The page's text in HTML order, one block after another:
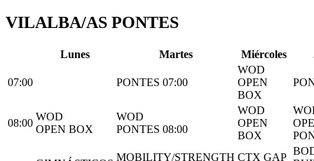
VILALBA/AS PONTES
Lunes Martes Miércoles
07:00 PONTES 07:00
WOD
OPEN
BOX
08:00
WOD
OPEN BOX
WOD
PONTES 08:00
WOD
OPEN
BOX
MOBILITY/STRENGTH CTX GAP